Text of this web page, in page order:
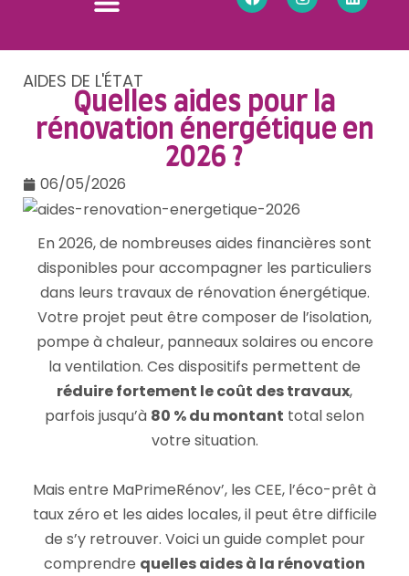
AIDES DE L'ÉTAT
Quelles aides pour la
rénovation énergétique en
2026 ?
06/05/2026
En 2026, de nombreuses aides financières sont
disponibles pour accompagner les particuliers
dans leurs travaux de rénovation énergétique.
Votre projet peut être composer de l’isolation,
pompe à chaleur, panneaux solaires ou encore
la ventilation. Ces dispositifs permettent de
réduire fortement le coût des travaux,
parfois jusqu’à 80 % du montant total selon
votre situation.
Mais entre MaPrimeRénov’, les CEE, l’éco-prêt à
taux zéro et les aides locales, il peut être difficile
de s’y retrouver. Voici un guide complet pour
comprendre quelles aides à la rénovation